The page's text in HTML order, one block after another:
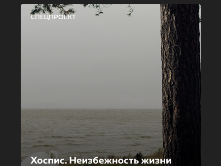
СПЕЦПРОЕКТ
Хоспис. Неизбежность жизни